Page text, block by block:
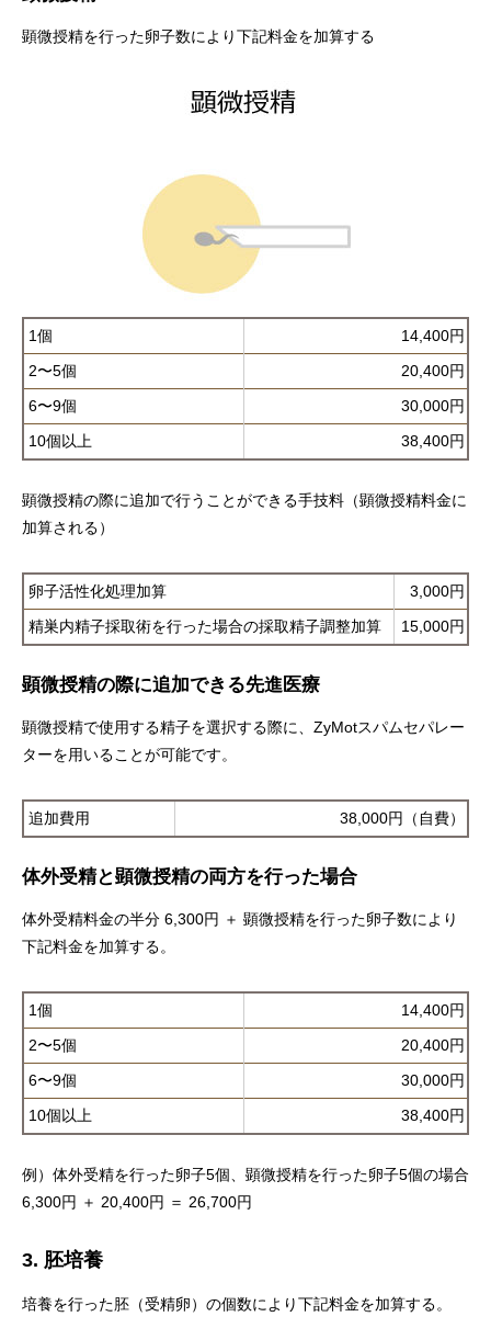
顕微授精を行った卵子数により下記料金を加算する
1個
14,400円
2〜5個
20,400円
6〜9個
30,000円
10個以上
38,400円
顕微授精の際に追加で行うことができる手技料（顕微授精料金に
加算される）
卵子活性化処理加算
3,000円
精巣内精子採取術を行った場合の採取精子調整加算
15,000円
顕微授精の際に追加できる先進医療
顕微授精で使用する精子を選択する際に、ZyMotスパムセパレー
ターを用いることが可能です。
追加費用 38,000円（自費）
体外受精と顕微授精の両方を行った場合
体外受精料金の半分 6,300円 ＋ 顕微授精を行った卵子数により
下記料金を加算する。
1個
14,400円
2〜5個
20,400円
6〜9個
30,000円
10個以上
38,400円
例）体外受精を行った卵子5個、顕微授精を行った卵子5個の場合
6,300円 ＋ 20,400円 ＝ 26,700円
3. 胚培養
培養を行った胚（受精卵）の個数により下記料金を加算する。